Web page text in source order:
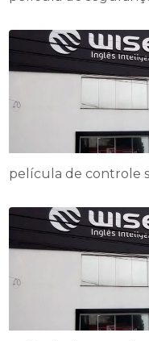
película de controle